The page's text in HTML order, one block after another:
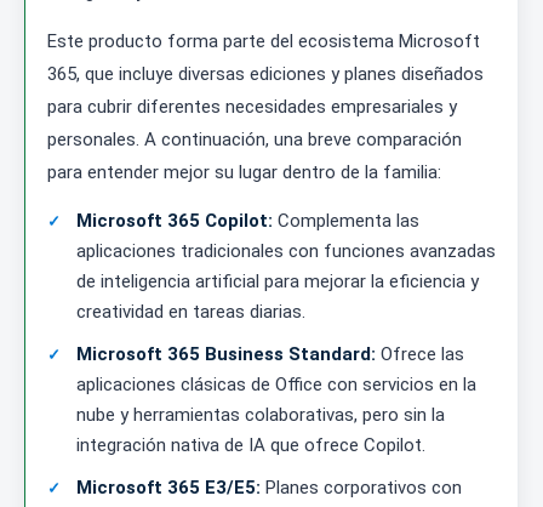
Este producto forma parte del ecosistema Microsoft
365, que incluye diversas ediciones y planes diseñados
para cubrir diferentes necesidades empresariales y
personales. A continuación, una breve comparación
para entender mejor su lugar dentro de la familia:
Microsoft 365 Copilot: Complementa las
aplicaciones tradicionales con funciones avanzadas
de inteligencia artificial para mejorar la eficiencia y
creatividad en tareas diarias.
Microsoft 365 Business Standard: Ofrece las
aplicaciones clásicas de Office con servicios en la
nube y herramientas colaborativas, pero sin la
integración nativa de IA que ofrece Copilot.
Microsoft 365 E3/E5: Planes corporativos con